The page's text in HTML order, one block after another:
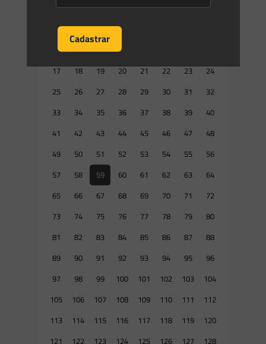
1 2 3 4
9
10 11 12
17
18 19 20 21 22 23
24
25
26 27 28 29 30 31
32
33
34 35 36 37 38 39
40
41
42 43 44 45 46 47
48
49
50 51 52 53 54 55
56
57
58 59 60 61 62 63
64
65
66 67 68 69 70 71
72
73
74 75 76 77 78 79
80
81
82 83 84 85 86 87
88
89
90 91 92 93 94 95
96
97
98 99 100 101 102 103
104
105
106 107 108 109 110 111
112
113
114 115 116 117 118 119
120
121
122 123 124 125 126 127
128